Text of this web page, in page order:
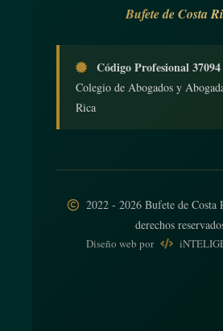
Bufete de Costa
Código Profesional 37094
Colegio de Abogados y
Rica
2022 - 2026 Bufete de Costa
derechos
Diseño web por